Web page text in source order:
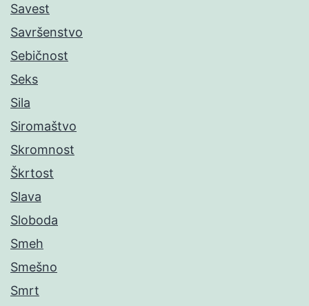
Savest
Savršenstvo
Sebičnost
Seks
Sila
Siromaštvo
Skromnost
Škrtost
Slava
Sloboda
Smeh
Smešno
Smrt